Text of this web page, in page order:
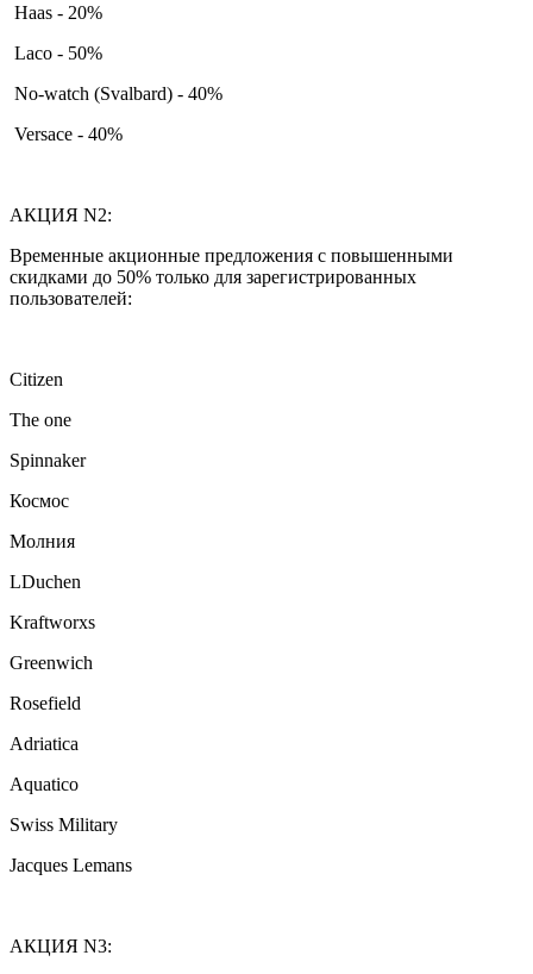
Haas - 20%
Laco - 50%
No-watch (Svalbard) - 40%
Versace - 40%
АКЦИЯ N2:
Временные акционные предложения с повышенными
скидками до 50% только для зарегистрированных
пользователей:
Citizen
The one
Spinnaker
Космос
Молния
LDuchen
Kraftworxs
Greenwich
Rosefield
Adriatica
Aquatico
Swiss Military
Jacques Lemans
АКЦИЯ N3: